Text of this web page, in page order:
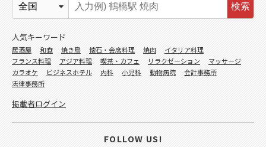
検索
人気キーワード
居酒屋 和食 焼き鳥 懐石・会席料理 焼肉
イタリア料理
フランス料理
アジア料理 喫茶・カフェ リラクゼーション
マッサージ
カラオケ
ビジネスホテル 内科 小児科 動物病院
会計事務所
法律事務所
掲載者ログイン
FOLLOW US!